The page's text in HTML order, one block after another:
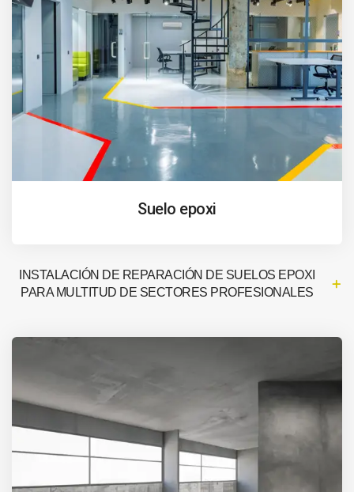
Suelo epoxi
INSTALACIÓN DE REPARACIÓN DE SUELOS EPOXI
PARA MULTITUD DE SECTORES PROFESIONALES